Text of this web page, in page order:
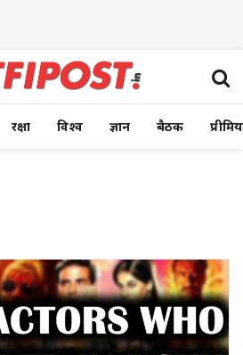
रक्षा विश्व ज्ञान बैठक